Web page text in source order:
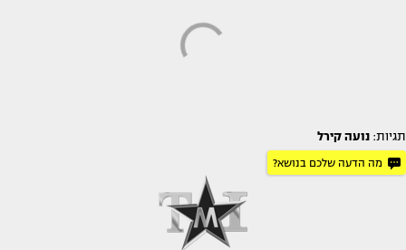
תגיות: נועה קירל
מה הדעה שלכם בנושא?